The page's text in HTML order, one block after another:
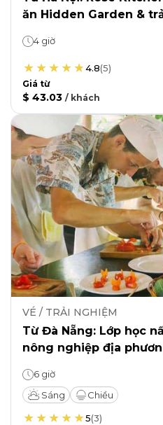
ăn Hidden Garden &
4 giờ
4.8(5)
Giá từ
$ 43.03 / khách
VÉ / TRẢI NGHIỆM
Từ Đà Nẵng: Lớp học
nông nghiệp địa
6 giờ
Sáng
Chiều
5(3)